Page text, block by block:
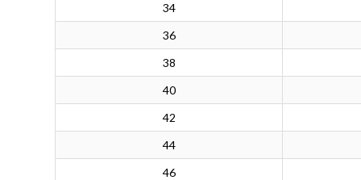
34
36
38
40
42
44
46